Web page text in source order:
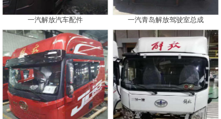
一汽解放汽车配件 一汽青岛解放驾驶室总成